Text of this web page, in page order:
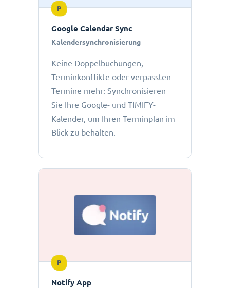
P
Google Calendar Sync
Kalendersynchronisierung
Keine Doppelbuchungen,
Terminkonflikte oder verpassten
Termine mehr: Synchronisieren
Sie Ihre Google- und TIMIFY-
Kalender, um Ihren Terminplan im
Blick zu behalten.
P
Notify App